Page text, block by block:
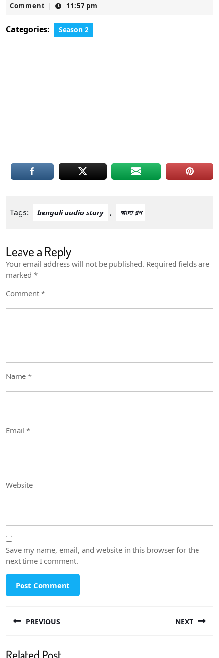
24,
Comment | 11:57 pm
Categories: Season 2
Tags: bengali audio story , বাংলা গল্প
Leave a Reply
Your email address will not be published. Required fields are
marked *
Comment *
Name *
Email *
Website
Save my name, email, and website in this browser for the
next time I comment.
navigation
PREVIOUS NEXT
Related Post